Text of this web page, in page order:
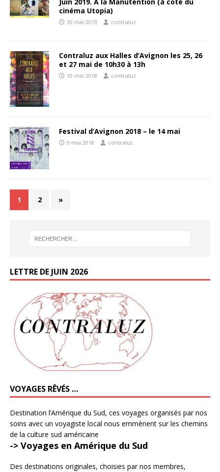
cinéma Utopia)
30 mai 2019 contraluz
Contraluz aux Halles d’Avignon les 25, 26
et 27 mai de 10h30 à 13h
10 mai 2018 contraluz
Festival d’Avignon 2018 – le 14 mai
9 mai 2018 contraluz
1 2 »
LETTRE DE JUIN 2026
VOYAGES RÊVÉS …
Destination l’Amérique du Sud, ces voyages organisés par nos
soins avec un voyagiste local nous emmènent sur les chemins
de la culture sud américaine
-> Voyages en Amérique du Sud
Des destinations originales, choisies par nos membres,